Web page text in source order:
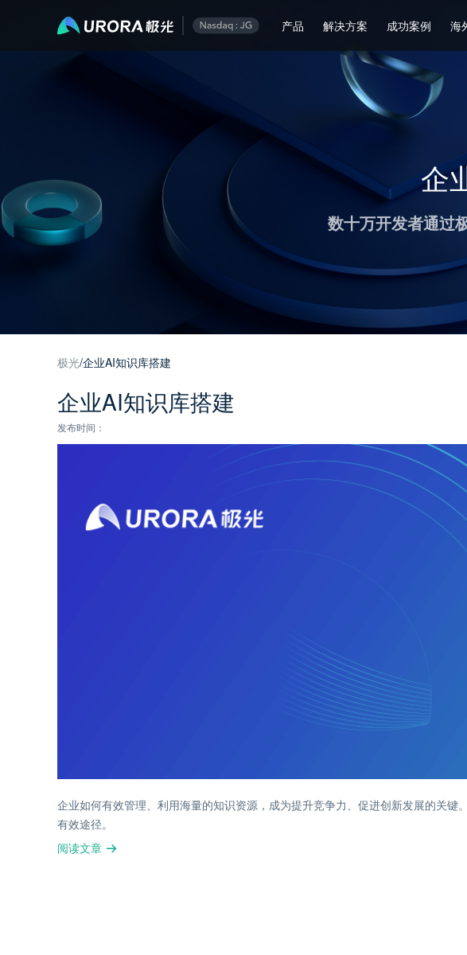
产品 解决方案 成功案例 海
企
数十万开发者通过
极光/企业AI知识库搭建
企业AI知识库搭建
发布时间：
企业如何有效管理、利用海量的知识资源，成为提升竞争力、促进创新发展的关键
有效途径。
阅读文章